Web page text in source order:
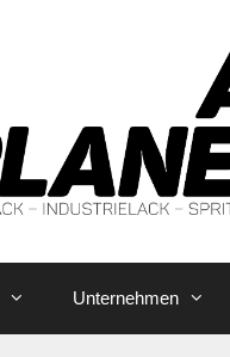
Unternehmen